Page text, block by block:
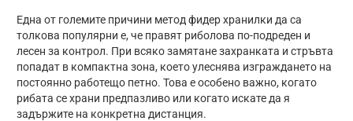
Една от големите причини метод фидер хранилки да са
толкова популярни е, че правят риболова по-подреден и
лесен за контрол. При всяко замятане захранката и стръвта
попадат в компактна зона, което улеснява изграждането на
постоянно работещо петно. Това е особено важно, когато
рибата се храни предпазливо или когато искате да я
задържите на конкретна дистанция.